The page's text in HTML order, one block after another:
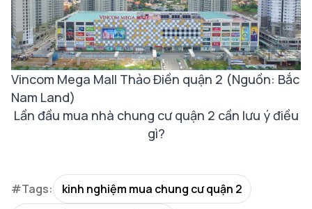
Vincom Mega Mall Thảo Điền quận 2 (Nguồn: Bắc
Nam Land)
Lần đầu mua nhà chung cư quận 2 cần lưu ý điều
gì?
#Tags:
kinh nghiệm mua chung cư quận 2